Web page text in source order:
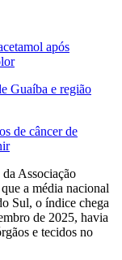
após
Guaíba e região
de câncer de
Associação
a média nacional
Sul, o índice chega
de 2025, havia
e tecidos no